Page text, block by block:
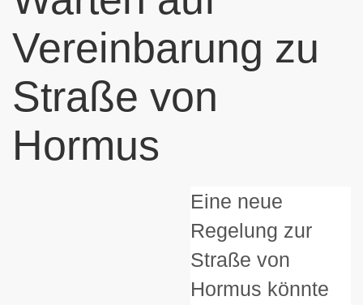
Vereinbarung zu
Straße von
Hormus
Eine neue
Regelung zur
Straße von
Hormus könnte